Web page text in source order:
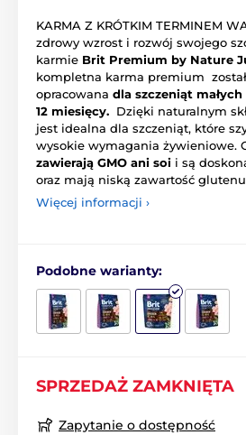
KARMA Z KRÓTKIM TERMINEM
zdrowy wzrost i rozwój swojego
karmie Brit Premium by Nature
kompletna karma premium
opracowana dla szczeniąt
12 miesięcy. Dzięki naturalnym
jest idealna dla szczeniąt, które
wysokie wymagania żywieniowe.
zawierają GMO ani soi i są
oraz mają niską zawartość
Więcej informacji ›
Podobne warianty:
SPRZEDAŻ ZAMKNIĘTA
Zapytanie o dostępność